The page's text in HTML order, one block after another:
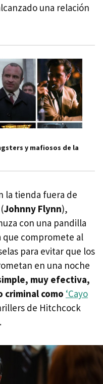
una relación
y mafiosos de la
la tienda fuera de
Johnny Flynn),
con una pandilla
que compromete al
para evitar que los
en una noche
muy efectiva,
criminal como ‘Cayo
de Hitchcock